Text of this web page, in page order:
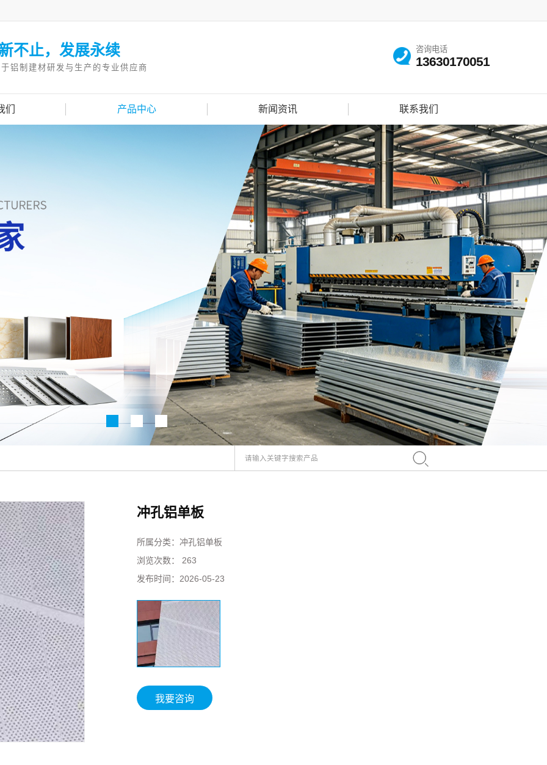
不止，发展永续
铝制建材研发与生产的专业供应商
咨询电话
13630170051
们 产品中心 新闻资讯 联系我们
冲孔铝单板
所属分类： 冲孔铝单板
浏览次数：
263
发布时间： 2026-05-23
我要咨询